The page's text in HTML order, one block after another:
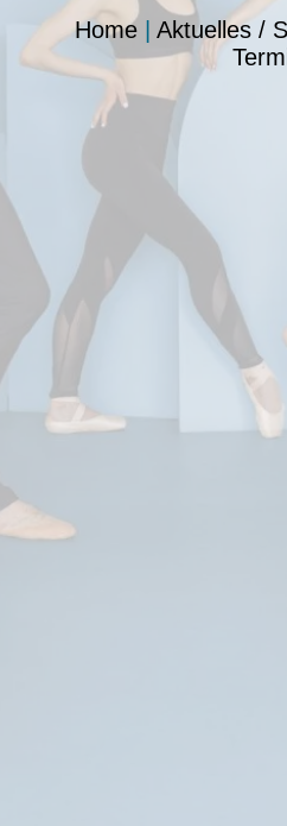
Home| Aktuelles /